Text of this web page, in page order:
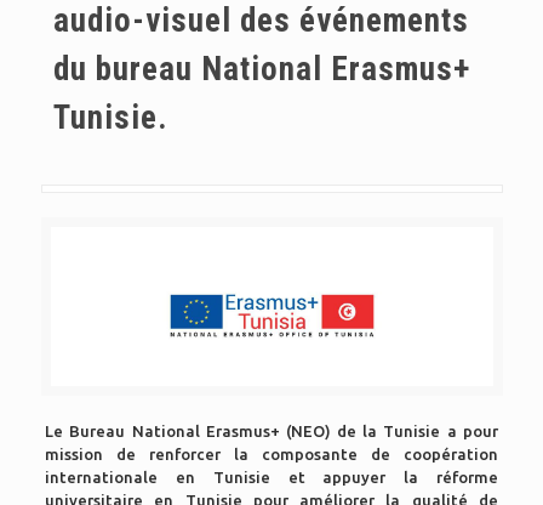
audio-visuel des événements
du bureau National Erasmus+
Tunisie.
Le Bureau National Erasmus+ (NEO) de la Tunisie a pour
mission de renforcer la composante de coopération
internationale en Tunisie et appuyer la réforme
universitaire en Tunisie pour améliorer la qualité de